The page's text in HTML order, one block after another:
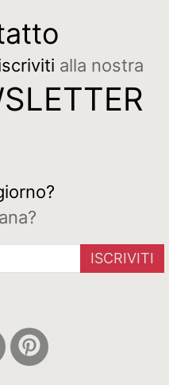
alla nostra
ISCRIVITI